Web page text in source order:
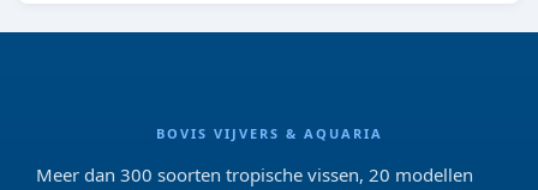
BOVIS VIJVERS & AQUARIA
Meer dan 300 soorten tropische vissen, 20 modellen